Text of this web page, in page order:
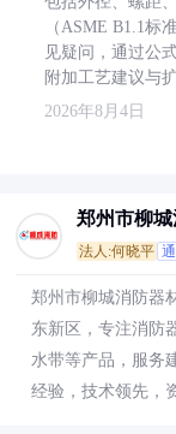
（ASME B1.1标
见疑问，通过公
附加工艺建议与
2026年8月4日
郑州市柳城
法人:何晓平
郑州市柳城消防器
东新区，专注消防
水带等产品，服务
经验，技术领先，